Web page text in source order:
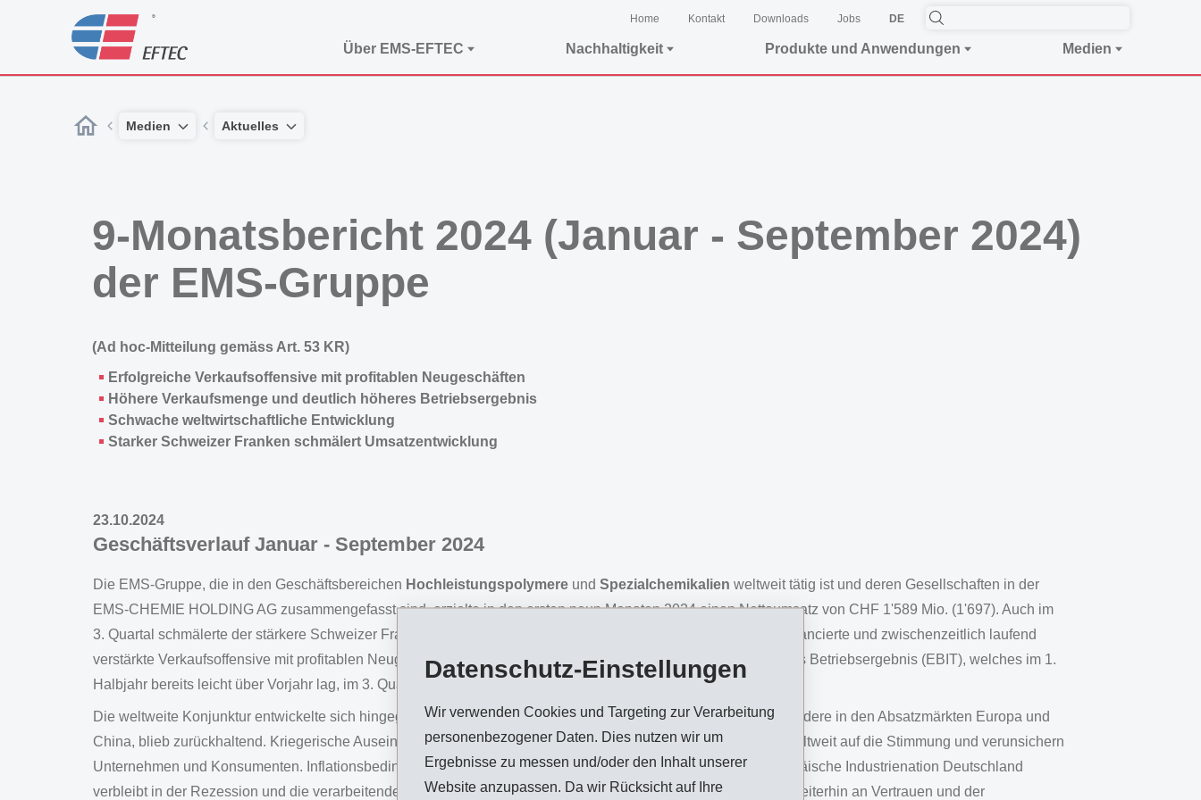
Datenschutz-Einstellungen
Wir verwenden Cookies und Targeting zur Verarbeitung
personenbezogener Daten. Dies nutzen wir um
Ergebnisse zu messen und/oder den Inhalt unserer
Website anzupassen. Da wir Rücksicht auf Ihre
Home Kontakt Downloads Jobs DE
Über EMS-EFTEC Nachhaltigkeit Produkte und Anwendungen Medien
Medien Aktuelles
9-Monatsbericht 2024 (Januar - September 2024)
der EMS-Gruppe
(Ad hoc-Mitteilung gemäss Art. 53 KR)
Erfolgreiche Verkaufsoffensive mit profitablen Neugeschäften
Höhere Verkaufsmenge und deutlich höheres Betriebsergebnis
Schwache weltwirtschaftliche Entwicklung
Starker Schweizer Franken schmälert Umsatzentwicklung
23.10.2024
Geschäftsverlauf Januar - September 2024
Die EMS-Gruppe, die in den Geschäftsbereichen Hochleistungspolymere und Spezialchemikalien weltweit tätig ist und deren Gesellschaften in der
EMS-CHEMIE HOLDING AG zusammengefasst sind, erzielte in den ersten neun Monaten 2024 einen Nettoumsatz von CHF 1'589 Mio. (1'697). Auch im
3. Quartal schmälerte der stärkere Schweizer Franken die Umsatzentwicklung in Schweizer Franken. Die 2023 lancierte und zwischenzeitlich laufend
verstärkte Verkaufsoffensive mit profitablen Neugeschäften verzeichnete ausgezeichnete Erfolge. So übertraf das Betriebsergebnis (EBIT), welches im 1.
Halbjahr bereits leicht über Vorjahr lag, im 3. Quartal dasjenige des Vorjahres deutlich.
Die weltweite Konjunktur entwickelte sich hingegen, wie erwartet, verhalten und die Konsumstimmung, insbesondere in den Absatzmärkten Europa und
China, blieb zurückhaltend. Kriegerische Auseinandersetzungen und geopolitische Handelskonflikte drücken weltweit auf die Stimmung und verunsichern
Unternehmen und Konsumenten. Inflationsbedingt höhere Preise schwächen die Kaufkraft. Die wichtigste europäische Industrienation Deutschland
verbleibt in der Rezession und die verarbeitende Industrie zeigt nach wie vor keine Erholung. In China fehlt es weiterhin an Vertrauen und der